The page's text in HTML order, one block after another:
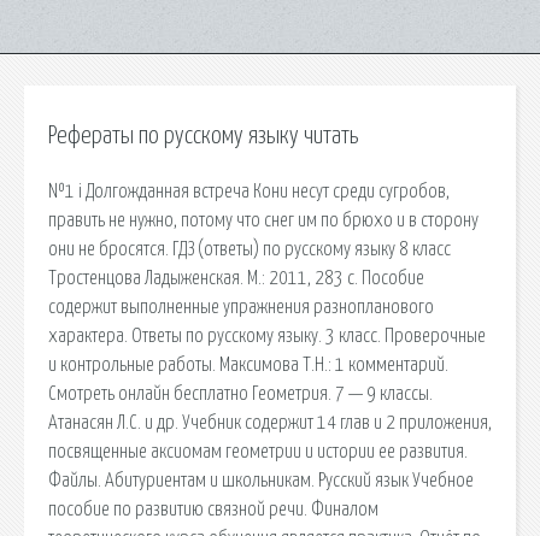
Рефераты по русскому языку читать
№1 i Долгожданная встреча Кони несут среди сугробов,
править не нужно, потому что снег им по брюхо и в сторону
они не бросятся. ГДЗ (ответы) по русскому языку 8 класс
Тростенцова Ладыженская. М.: 2011, 283 с. Пособие
содержит выполненные упражнения разнопланового
характера. Ответы по русскому языку. 3 класс. Проверочные
и контрольные работы. Максимова Т.Н.: 1 комментарий.
Смотреть онлайн бесплатно Геометрия. 7 — 9 классы.
Атанасян Л.С. и др. Учебник содержит 14 глав и 2 приложения,
посвященные аксиомам геометрии и истории ее развития.
Файлы. Абитуриентам и школьникам. Русский язык Учебное
пособие по развитию связной речи. Финалом